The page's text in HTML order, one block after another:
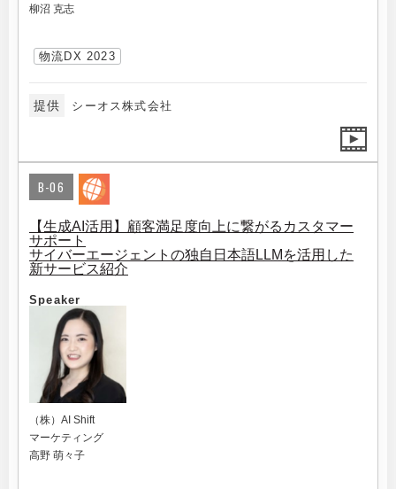
柳沼 克志
物流DX 2023
提供 シーオス株式会社
B-06
【生成AI活用】顧客満足度向上に繋がるカスタマー
サポート
サイバーエージェントの独自日本語LLMを活用した
新サービス紹介
Speaker
（株）AI Shift
マーケティング
高野 萌々子